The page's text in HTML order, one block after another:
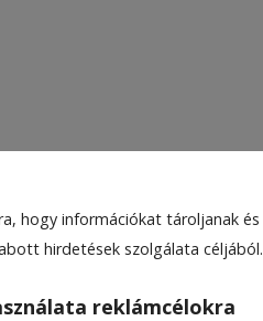
hogy információkat tároljanak és
hirdetések szolgálata céljából.
reklámcélokra